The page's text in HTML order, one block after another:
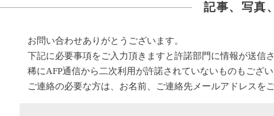
記事、写真
お問い合わせありがとうございます。
下記に必要事項をご入力頂きますと許諾部門に情報が送信
稀にAFP通信から二次利用が許諾されていないものもござ
ご連絡の必要な方は、お名前、ご連絡先メールアドレスを